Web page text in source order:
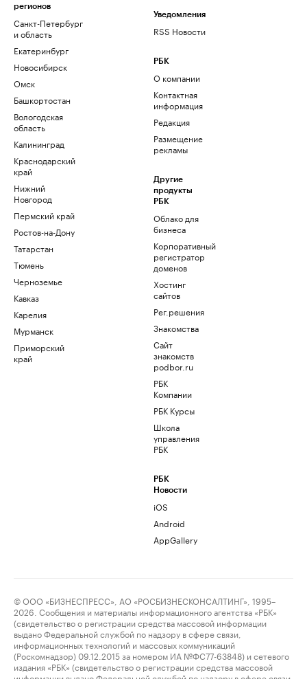
регионов
Санкт-Петербург
и область
Екатеринбург
Новосибирск
Омск
Башкортостан
Вологодская
область
Калининград
Краснодарский
край
Нижний
Новгород
Пермский край
Ростов-на-Дону
Татарстан
Тюмень
Черноземье
Кавказ
Карелия
Мурманск
Приморский
край
Уведомления
RSS Новости
РБК
О компании
Контактная
информация
Редакция
Размещение
рекламы
Другие
продукты
РБК
Облако для
бизнеса
Корпоративный
регистратор
доменов
Хостинг
сайтов
Рег.решения
Знакомства
Сайт
знакомств
podbor.ru
РБК
Компании
РБК Курсы
Школа
управления
РБК
РБК
Новости
iOS
Android
AppGallery
© ООО «БИЗНЕСПРЕСС», АО «РОСБИЗНЕСКОНСАЛТИНГ», 1995–
2026. Сообщения и материалы информационного агентства «РБК»
(свидетельство о регистрации средства массовой информации
выдано Федеральной службой по надзору в сфере связи,
информационных технологий и массовых коммуникаций
(Роскомнадзор) 09.12.2015 за номером ИА №ФС77-63848) и сетевого
издания «РБК» (свидетельство о регистрации средства массовой